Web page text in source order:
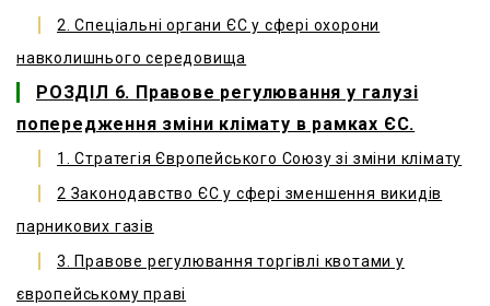
2. Спеціальні органи ЄС у сфері охорони
навколишнього середовища
РОЗДІЛ 6. Правове регулювання у галузі
попередження зміни клімату в рамках ЄС.
1. Стратегія Європейського Союзу зі зміни клімату
2 Законодавство ЄС у сфері зменшення викидів
парникових газів
3. Правове регулювання торгівлі квотами у
європейському праві